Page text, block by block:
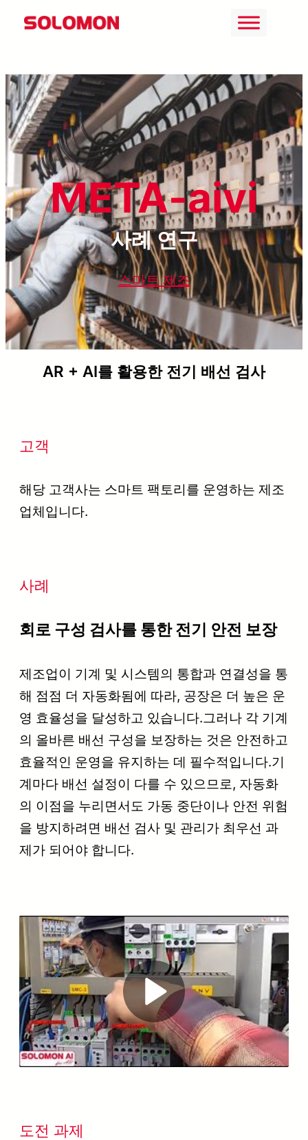
로
바
로
가
기
META-aivi
사례 연구
스마트 제조
AR + AI를 활용한 전기 배선 검사
고객
해당 고객사는 스마트 팩토리를 운영하는 제조
업체입니다.
사례
회로 구성 검사를 통한 전기 안전 보장
제조업이 기계 및 시스템의 통합과 연결성을 통
해 점점 더 자동화됨에 따라, 공장은 더 높은 운
영 효율성을 달성하고 있습니다.그러나 각 기계
의 올바른 배선 구성을 보장하는 것은 안전하고
효율적인 운영을 유지하는 데 필수적입니다.기
계마다 배선 설정이 다를 수 있으므로, 자동화
의 이점을 누리면서도 가동 중단이나 안전 위험
을 방지하려면 배선 검사 및 관리가 최우선 과
제가 되어야 합니다.
Play
Video
도전 과제